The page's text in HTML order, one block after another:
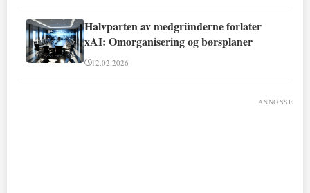
Halvparten av medgründerne forlater
xAI: Omorganisering og børsplaner
12.02.2026
ANNONSE